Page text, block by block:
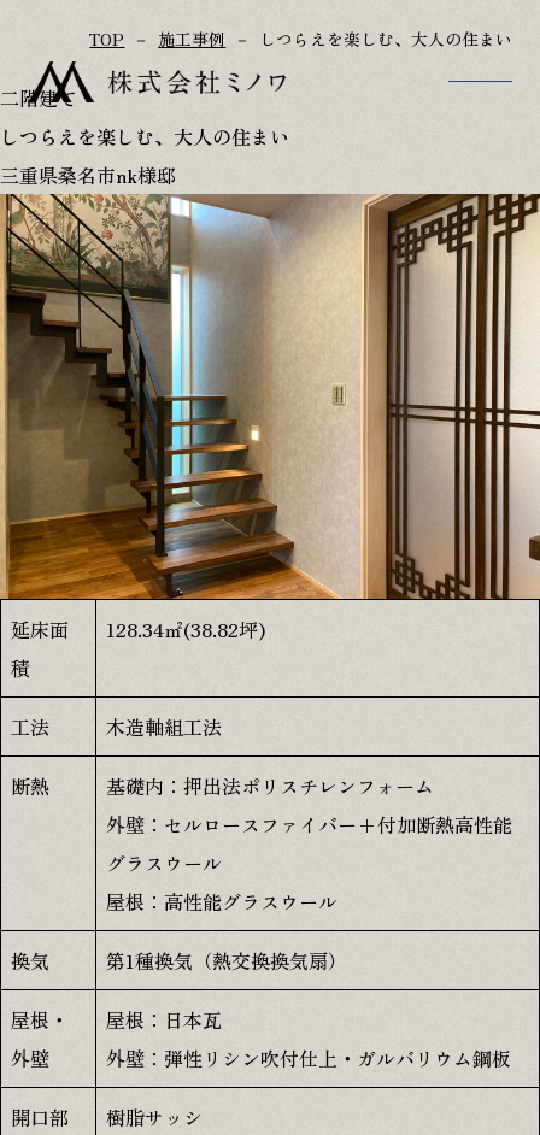
TOP
家づくりのこだわり
施工事例
家づくりの流れ
OB様宅訪問記
ただいま建築中
イベント情報
ミノワブログ
参考プラン
リフォーム･古民家再生
会社概要･スタッフ紹介
修理･点検依頼
プライバシーポリシー
0120-146-372
無料相談
資料請求
TOP 施工事例 しつらえを楽しむ、大人の住まい
二階建て
しつらえを楽しむ、大人の住まい
三重県桑名市nk様邸
延床面
積
128.34㎡(38.82坪)
工法 木造軸組工法
断熱
基礎内：押出法ポリスチレンフォーム
外壁：セルロースファイバー+付加断熱高性能
グラスウール
屋根：高性能グラスウール
換気 第1種換気（熱交換換気扇）
屋根・
外壁
屋根：日本瓦
外壁：弾性リシン吹付仕上・ガルバリウム鋼板
開口部 樹脂サッシ